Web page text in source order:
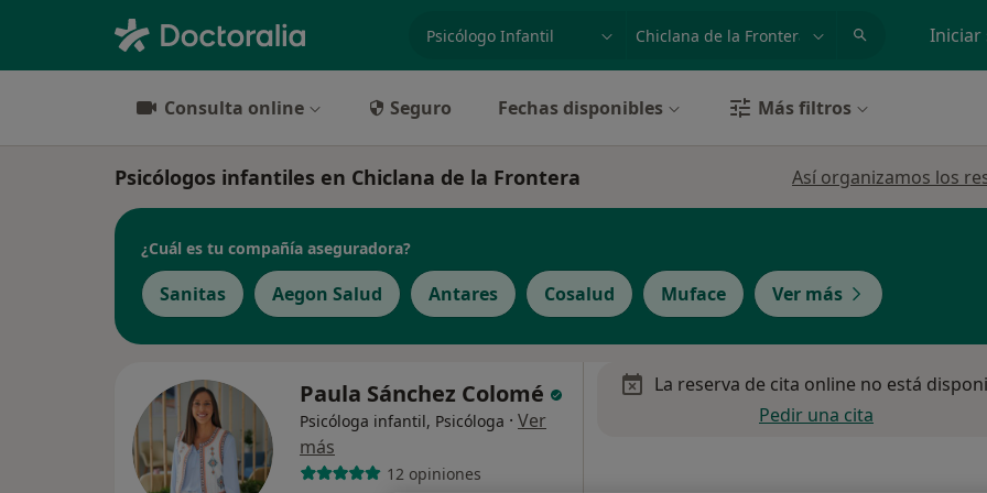
especialidad, enfermedad o nombre Iniciar
Consulta online Seguro Fechas disponibles Más filtros
Psicólogos infantiles en Chiclana de la Frontera Así organizamos los
¿Cuál es tu compañía aseguradora?
Sanitas Aegon Salud Antares Cosalud Muface Ver más
Paula Sánchez Colomé
Psicóloga infantil, Psicóloga · Ver
más
12 opiniones
La reserva de cita online no está
Pedir una cita